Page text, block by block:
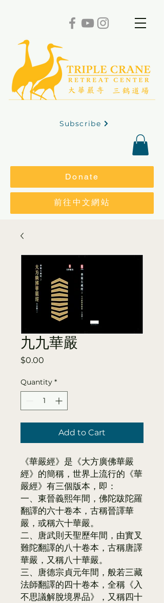
Subscribe
Donate
前往中文網站
九九華嚴
$0.00
Quantity *
Add to Cart
《華嚴經》是《大方廣佛華嚴
經》的簡稱，世界上流行的《華
嚴經》有三個版本，即：
一、東晉義熙年間，佛陀跋陀羅
翻譯的六十卷本，古稱晉譯華
嚴，或稱六十華嚴。
二、唐武則天聖歷年間，由實叉
難陀翻譯的八十卷本，古稱唐譯
華嚴，又稱八十華嚴。
三、唐德宗貞元年間，般若三藏
法師翻譯的四十卷本，全稱《入
不思議解脫境界品》，又稱四十